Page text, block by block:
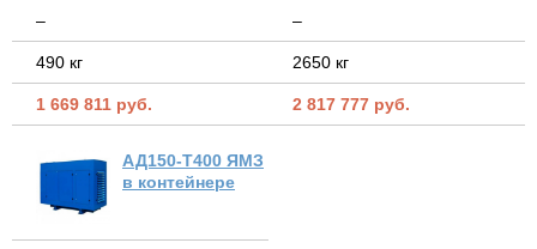
–
490 кг
1 669 811 руб.
–
2650 кг
2 817 777 руб.
АД150-Т400 ЯМЗ
в контейнере